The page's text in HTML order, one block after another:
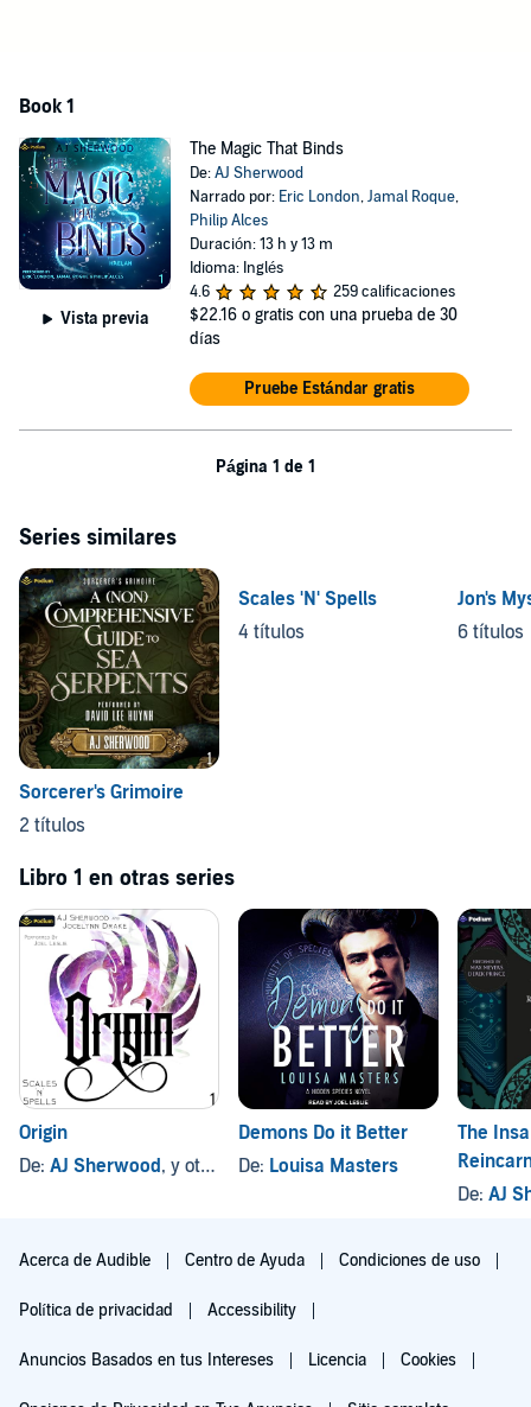
Book 1
Vista previa
The Magic That Binds
De:AJ Sherwood
Narrado por: Eric London,Jamal Roque,
Philip Alces
Duración: 13 h y 13 m
Idioma: Inglés
4.6
259 calificaciones
$22.16 o gratis con una prueba de 30
días
Pruebe Estándar gratis
Página 1 de 1
Series similares
Sorcerer's Grimoire
2 títulos
Scales 'N' Spells
4 títulos
Jon's
6 títulos
Libro 1 en otras series
Origin
De: AJ Sherwood, y otros
Demons Do it Better
De: Louisa Masters
The
and
De: AJ
Acerca de Audible Centro de Ayuda Condiciones de uso
Política de privacidad Accessibility
Anuncios Basados en tus Intereses Licencia Cookies